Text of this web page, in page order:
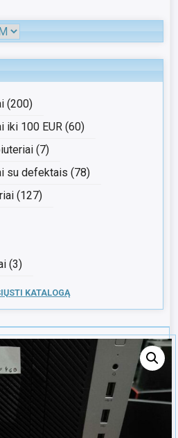
(200)
iki 100 EUR (60)
(7)
su defektais (78)
(127)
(3)
KATALOGĄ